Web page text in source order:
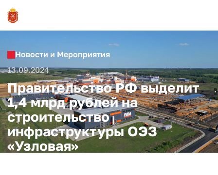
Новости и Мероприятия
13.09.2024
Правительство РФ выделит
1,4 млрд рублей на
строительство
инфраструктуры ОЭЗ
«Узловая»